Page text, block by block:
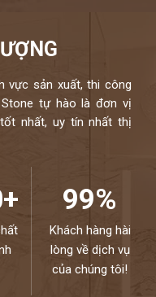
vực sản xuất, thi công
tự hào là đơn vị
nhất, uy tín nhất thị
99%
Khách hàng hài
lòng về dịch vụ
của chúng tôi!